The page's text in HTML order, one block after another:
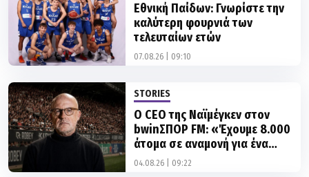
Εθνική Παίδων: Γνωρίστε την
καλύτερη φουρνιά των
τελευταίων ετών
07.08.26 | 09:10
STORIES
Ο CEO της Ναϊμέγκεν στον
bwinΣΠΟΡ FM: «Έχουμε 8.000
άτομα σε αναμονή για ένα
εισιτήριο»
04.08.26 | 09:22